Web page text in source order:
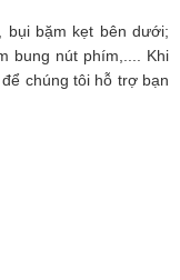
bụi bặm kẹt bên dưới;
bung nút phím,.... Khi
chúng tôi hỗ trợ bạn